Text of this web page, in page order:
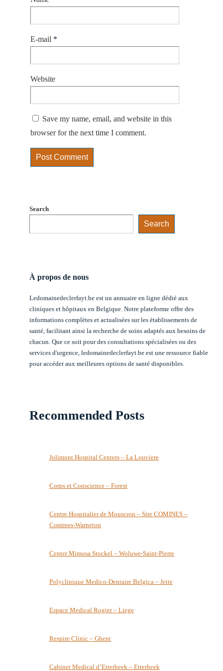
E-mail *
Website
Save my name, email, and website in this
browser for the next time I comment.
Search
Search
À propos de nous
Ledomainedeclerfayt.be est un annuaire en ligne dédié aux
cliniques et hôpitaux en Belgique. Notre plateforme offre des
informations complètes et actualisées sur les établissements de
santé, facilitant ainsi la recherche de soins adaptés aux besoins de
chacun. Que ce soit pour des consultations spécialisées ou des
services d'urgence, ledomainedeclerfayt.be est une ressource fiable
pour accéder aux meilleures options de santé disponibles.
Recommended Posts
Jolimont Hospital Centers – La Louviere
Corps et Conscience – Forest
Centre Hospitalier de Mouscron – Site COMINES –
Comines-Warneton
Center Mimosa Stockel – Woluwe-Saint-Pierre
Polyclinique Medico-Dentaire Belgica – Jette
Espace Medical Rogier – Liege
Respire Clinic – Ghent
Cabinet Medical d’Etterbeek – Etterbeek